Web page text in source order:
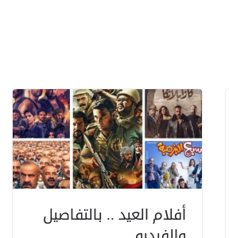
أفلام العيد .. بالتفاصيل